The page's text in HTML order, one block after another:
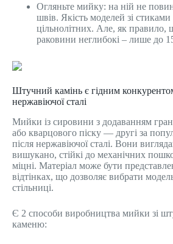
Огляньте мийку: на ній не
швів. Якість моделей зі
цільнолітних. Але, як правило,
раковини неглибокі – лише до
Штучний камінь є гідним
нержавіючої сталі
Мийки із сировини з додаванням
або кварцового піску — другі за
після нержавіючої сталі. Вони
вишукано, стійкі до механічних
міцні. Матеріал може бути
відтінках, що дозволяє вибрати
стільниці.
Є 2 способи виробництва мийки зі
каменю: